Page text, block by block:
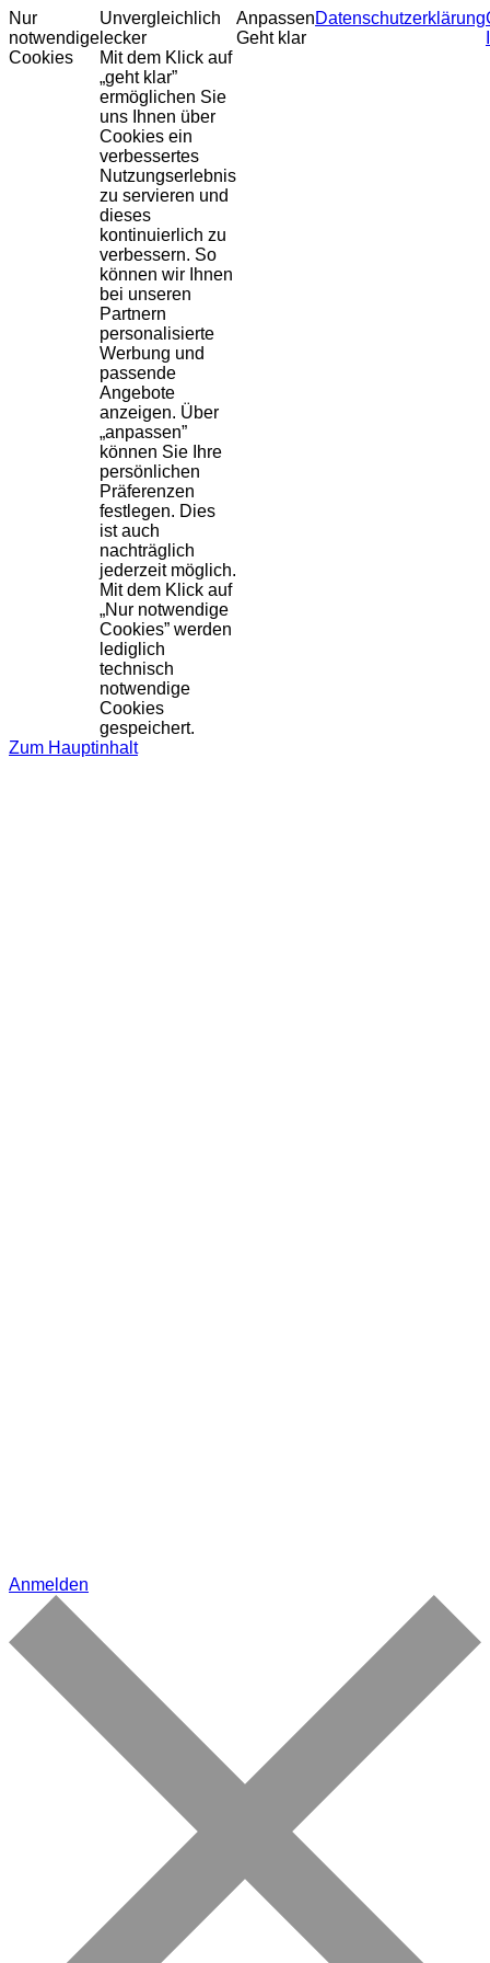
Nur
notwendige
Cookies
Unvergleichlich
lecker
Mit dem Klick auf
„geht klar”
ermöglichen Sie
uns Ihnen über
Cookies ein
verbessertes
Nutzungserlebnis
zu servieren und
dieses
kontinuierlich zu
verbessern. So
können wir Ihnen
bei unseren
Partnern
personalisierte
Werbung und
passende
Angebote
anzeigen. Über
„anpassen”
können Sie Ihre
persönlichen
Präferenzen
festlegen. Dies
ist auch
nachträglich
jederzeit möglich.
Mit dem Klick auf
„Nur notwendige
Cookies” werden
lediglich
technisch
notwendige
Cookies
gespeichert.
Anpassen
Geht klar
Datenschutzerklärung
Zum Hauptinhalt
Anmelden